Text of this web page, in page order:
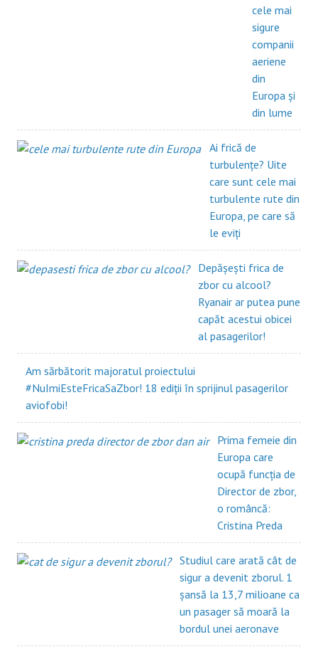
cele mai
sigure
companii
aeriene
din
Europa și
din lume
Ai frică de
turbulențe? Uite
care sunt cele mai
turbulente rute din
Europa, pe care să
le eviți
Depășești frica de
zbor cu alcool?
Ryanair ar putea pune
capăt acestui obicei
al pasagerilor!
Am sărbătorit majoratul proiectului
#NuImiEsteFricaSaZbor! 18 ediții în sprijinul pasagerilor
aviofobi!
Prima femeie din
Europa care
ocupă funcția de
Director de zbor,
o româncă:
Cristina Preda
Studiul care arată cât de
sigur a devenit zborul. 1
șansă la 13,7 milioane ca
un pasager să moară la
bordul unei aeronave